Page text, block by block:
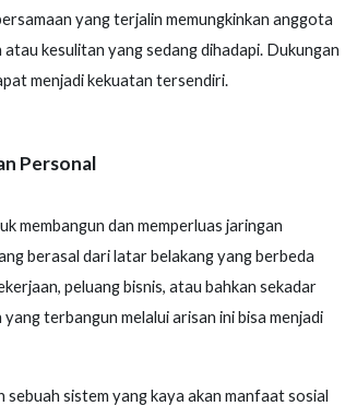
yang terjalin memungkinkan anggota
kesulitan yang sedang dihadapi. Dukungan
menjadi kekuatan tersendiri.
Personal
membangun dan memperluas jaringan
berasal dari latar belakang yang berbeda
peluang bisnis, atau bahkan sekadar
terbangun melalui arisan ini bisa menjadi
sistem yang kaya akan manfaat sosial